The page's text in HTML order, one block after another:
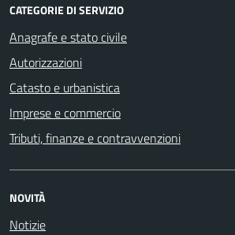
CATEGORIE DI SERVIZIO
Anagrafe e stato civile
Autorizzazioni
Catasto e urbanistica
Imprese e commercio
Tributi, finanze e contravvenzioni
NOVITÀ
Notizie